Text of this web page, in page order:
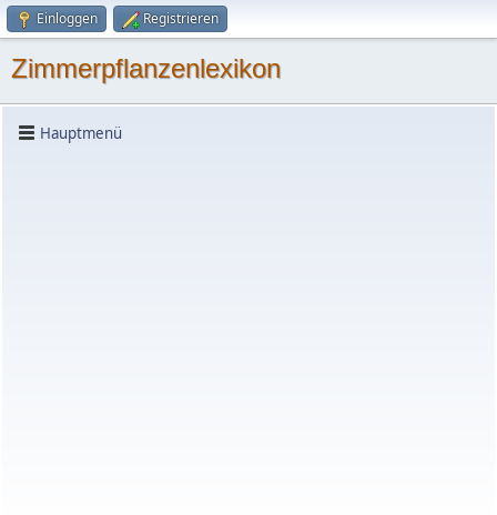
Einloggen Registrieren
Zimmerpflanzenlexikon
Hauptmenü